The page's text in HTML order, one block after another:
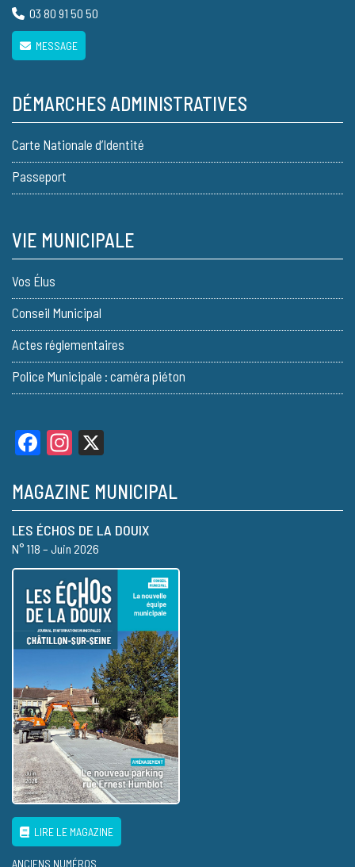
03 80 91 50 50
MESSAGE
DÉMARCHES ADMINISTRATIVES
Carte Nationale d’Identité
Passeport
VIE MUNICIPALE
Vos Élus
Conseil Municipal
Actes réglementaires
Police Municipale : caméra piéton
FacebookInstagram
MAGAZINE MUNICIPAL
LES ÉCHOS DE LA DOUIX
N° 118 – Juin 2026
LIRE LE MAGAZINE
ANCIENS NUMÉROS